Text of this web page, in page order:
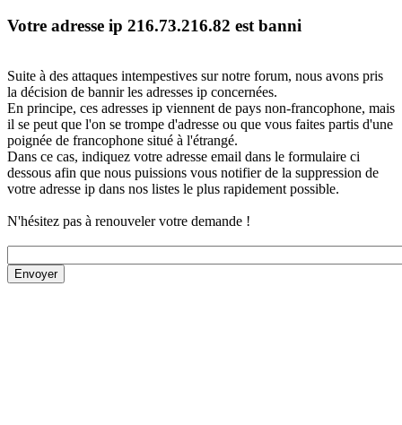
Votre adresse ip 216.73.216.82 est banni
Suite à des attaques intempestives sur notre forum, nous avons pris
la décision de bannir les adresses ip concernées.
En principe, ces adresses ip viennent de pays non-francophone, mais
il se peut que l'on se trompe d'adresse ou que vous faites partis d'une
poignée de francophone situé à l'étrangé.
Dans ce cas, indiquez votre adresse email dans le formulaire ci
dessous afin que nous puissions vous notifier de la suppression de
votre adresse ip dans nos listes le plus rapidement possible.
N'hésitez pas à renouveler votre demande !